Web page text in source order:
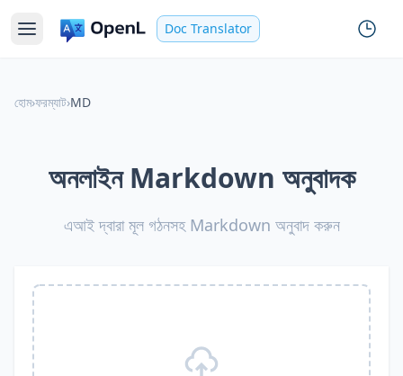
Doc Translator
হোম›ফরম্যাট›MD
অনলাইন Markdown অনুবাদক
এআই দ্বারা মূল গঠনসহ Markdown অনুবাদ করুন